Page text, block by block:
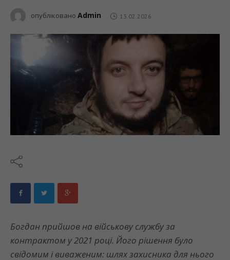
опубліковано Admin 13.02.2026
Богдан прийшов на військову службу за
контрактом у 2021 році. Його рішення було
свідомим і виваженим: шлях захисника для нього